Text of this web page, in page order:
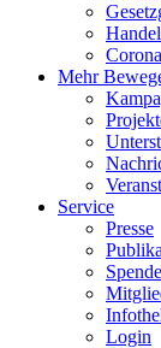
Mehr
Service
Presse
Login